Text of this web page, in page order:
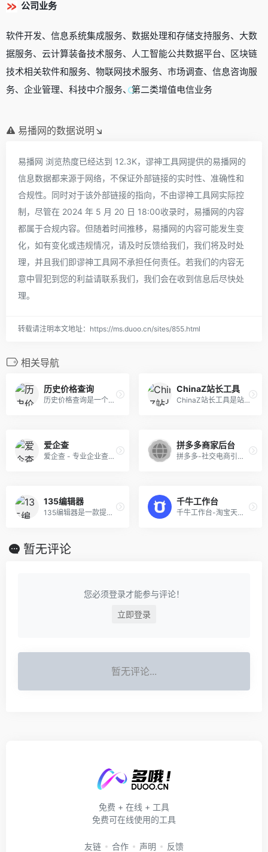
公司业务
软件开发、信息系统集成服务、数据处理和存储支持服务、大数
据服务、云计算装备技术服务、人工智能公共数据平台、区块链
技术相关软件和服务、物联网技术服务、市场调查、信息咨询服
务、企业管理、科技中介服务、第二类增值电信业务
易播网的数据说明↘
易播网 浏览热度已经达到 12.3K，谬神工具网提供的易播网的
信息数据都来源于网络，不保证外部链接的实时性、准确性和
合规性。同时对于该外部链接的指向，不由谬神工具网实际控
制，尽管在 2024 年 5 月 20 日 18:00收录时，易播网的内容
都属于合规内容。但随着时间推移，易播网的内容可能发生变
化，如有变化或违规情况，请及时反馈给我们，我们将及时处
理，并且我们即谬神工具网不承担任何责任。若我们的内容无
意中冒犯到您的利益请联系我们，我们会在收到信息后尽快处
理。
转载请注明本文地址：https://ms.duoo.cn/sites/855.html
相关导航
历史价格查询
历史价格查询是一个网上购物神器，让你方便掌握商品的历史价格走势，轻松识别商家的虚假促销、真假降价，目前支持京东淘宝天猫苏宁等10多个主流电商!
ChinaZ站长工具
ChinaZ站长工具是站长的必备工具。经常上站长工具可以了解SEO数据变化。还可以检测网站死链接、蜘蛛访问、HTML格式检测、网站速度测试、友情链接检查、网站域名IP查询、PR、权重查询、alexa、whois查询等等。
爱企查
爱企查 - 专业企业查询平台 - 工商信息查询系统，爱企查是百度推出的企业信用查询工具,提供一站式的企业信息查询服务,能够快速查询浏览工商信息、企业法人股东、主要成员、变更记录、企业风险、企业股权、网站icp备案、对外投资、分支机构、年报、企业财务信息等相关信息,查询信息就到爱企查官网,省时省力！
拼多多商家后台
拼多多-社交电商引领者，官方入驻平台，0元开店1分钟入驻。开网店就选拼多多，新电商新机遇。社交电商流量红利期，获客成本超低，抢占巨额流量入口极速打造爆款。拼多多商家后台，全流程开店教程，从新手入门到进阶玩法，手把手教你开网店，已经有上千万卖家在拼多多入驻赚钱了。入驻、上新、货源、客服、物流、售后，一切问题在拼多多都迎刃而解。海量资源位，超多无门槛活动，新店老店都能上。超多店铺营销推广工具，新手开店不怕没客源。专属对接小二，帮你解决店铺运营困惑。
135编辑器
135编辑器是一款提供微信公众号文章排版和内容编辑的在线工具，样式丰富，支持秒刷、收藏样式和颜色、图片素材编辑、图片水印、一键排版等功能，轻松编辑微信公众号图文。
千牛工作台
千牛工作台-淘宝天猫商家后台，一站式解决商家核心经营链路需求,聚焦产品体验与服务,服务千万活跃商家,日均电商资讯浏览百万次,数万家服务商合作伙伴打造服务生态闭环,提供完整电商解决方案
暂无评论
您必须登录才能参与评论！
立即登录
暂无评论...
免费 + 在线 + 工具
免费可在线使用的工具
友链 合作 声明 反馈